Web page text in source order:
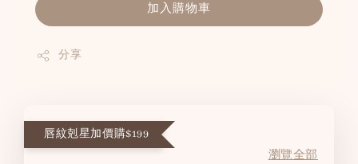
加入購物車
分享
唇紋剋星加價購$199
瀏覽全部